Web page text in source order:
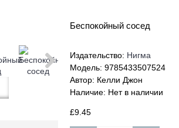
Беспокойный сосед
Издательство: Нигма
Модель: 9785433507524
Автор: Келли Джон
Наличие: Нет в наличии
£9.45